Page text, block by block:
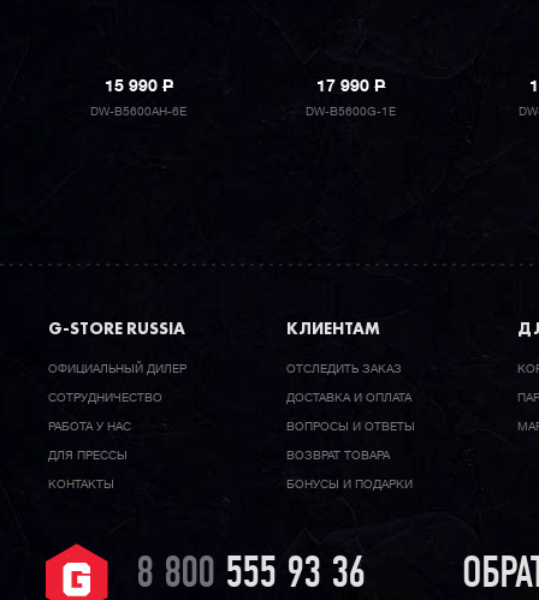
15 990P
DW-B5600AH-6E
17 990P
DW-B5600G-1E
G-STORE RUSSIA
ОФИЦИАЛЬНЫЙ ДИЛЕР
CОТРУДНИЧЕСТВО
РАБОТА У НАС
ДЛЯ ПРЕССЫ
КОНТАКТЫ
КЛИЕНТАМ
ОТСЛЕДИТЬ ЗАКАЗ
ДОСТАВКА И ОПЛАТА
ВОПРОСЫ И ОТВЕТЫ
ВОЗВРАТ ТОВАРА
БОНУСЫ И ПОДАРКИ
8 800 555 93 36